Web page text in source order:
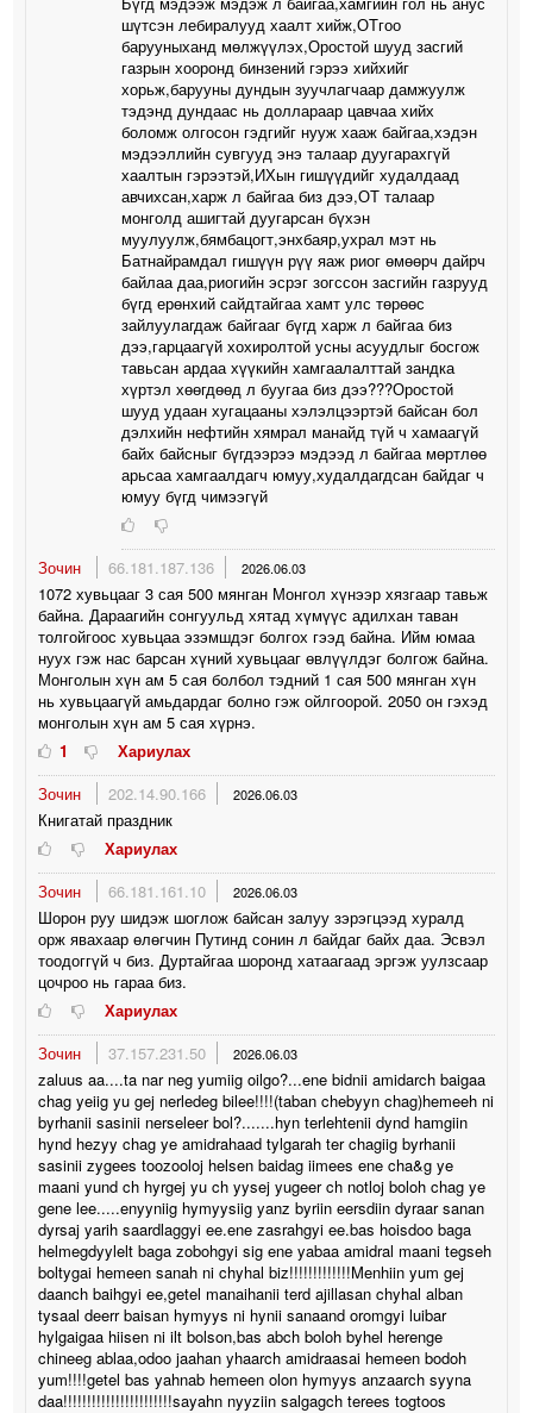
шүтсэн лебиралууд хаалт хийж,ОТгоо
барууныханд мөлжүүлэх,Оростой шууд засгий
газрын хооронд бинзений гэрээ хийхийг
хорьж,барууны дундын зуучлагчаар дамжуулж
тэдэнд дундаас нь доллараар цавчаа хийх
боломж олгосон гэдгийг нууж хааж байгаа,хэдэн
мэдээллийн сувгууд энэ талаар дуугарахгүй
хаалтын гэрээтэй,ИХын гишүүдийг худалдаад
авчихсан,харж л байгаа биз дээ,ОТ талаар
монголд ашигтай дуугарсан бүхэн
муулуулж,бямбацогт,энхбаяр,ухрал мэт нь
Батнайрамдал гишүүн рүү яаж риог өмөөрч дайрч
байлаа даа,риогийн эсрэг зогссон засгийн газрууд
бүгд ерөнхий сайдтайгаа хамт улс төрөөс
зайлуулагдаж байгааг бүгд харж л байгаа биз
дээ,гарцаагүй хохиролтой усны асуудлыг босгож
тавьсан ардаа хүүкийн хамгаалалттай зандка
хүртэл хөөгдөөд л буугаа биз дээ???Оростой
шууд удаан хугацааны хэлэлцээртэй байсан бол
дэлхийн нефтийн хямрал манайд түй ч хамаагүй
байх байсныг бүгдээрээ мэдээд л байгаа мөртлөө
арьсаа хамгаалдагч юмуу,худалдагдсан байдаг ч
юмуу бүгд чимээгүй
Зочин 66.181.187.136 2026.06.03
1072 хувьцааг 3 сая 500 мянган Монгол хүнээр хязгаар тавьж
байна. Дараагийн сонгуульд хятад хүмүүс адилхан таван
толгойгоос хувьцаа эзэмшдэг болгох гээд байна. Ийм юмаа
нуух гэж нас барсан хүний хувьцааг өвлүүлдэг болгож байна.
Монголын хүн ам 5 сая болбол тэдний 1 сая 500 мянган хүн
нь хувьцаагүй амьдардаг болно гэж ойлгоорой. 2050 он гэхэд
монголын хүн ам 5 сая хүрнэ.
1
Хариулах
Зочин
202.14.90.166 2026.06.03
Книгатай праздник
Хариулах
Зочин
66.181.161.10 2026.06.03
Шорон руу шидэж шоглож байсан залуу зэрэгцээд хуралд
орж явахаар өлөгчин Путинд сонин л байдаг байх даа. Эсвэл
тоодоггүй ч биз. Дуртайгаа шоронд хатаагаад эргэж уулзсаар
цочроо нь гараа биз.
Хариулах
Зочин
37.157.231.50 2026.06.03
zaluus aa....ta nar neg yumiig oilgo?...ene bidnii amidarch baigaa
chag yeiig yu gej nerledeg bilee!!!!(taban chebyyn chag)hemeeh ni
byrhanii sasinii nerseleer bol?.......hyn terlehtenii dynd hamgiin
hynd hezyy chag ye amidrahaad tylgarah ter chagiig byrhanii
sasinii zygees toozooloj helsen baidag iimees ene cha&g ye
maani yund ch hyrgej yu ch yysej yugeer ch notloj boloh chag ye
gene lee.....enyyniig hymyysiig yanz byriin eersdiin dyraar sanan
dyrsaj yarih saardlaggyi ee.ene zasrahgyi ee.bas hoisdoo baga
helmegdyylelt baga zobohgyi sig ene yabaa amidral maani tegseh
boltygai hemeen sanah ni chyhal biz!!!!!!!!!!!!!Menhiin yum gej
daanch baihgyi ee,getel manaihanii terd ajillasan chyhal alban
tysaal deerr baisan hymyys ni hynii sanaand oromgyi luibar
hylgaigaa hiisen ni ilt bolson,bas abch boloh byhel herenge
chineeg ablaa,odoo jaahan yhaarch amidraasai hemeen bodoh
yum!!!!getel bas yahnab hemeen olon hymyys anzaarch syyna
daa!!!!!!!!!!!!!!!!!!!!!!!sayahn nyyziin salgagch terees togtoos